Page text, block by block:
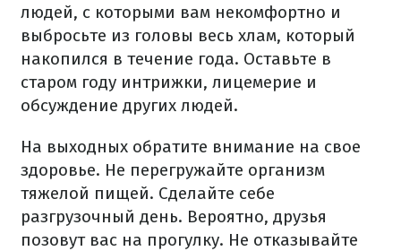
людей, с которыми вам некомфортно и
выбросьте из головы весь хлам, который
накопился в течение года. Оставьте в
старом году интрижки, лицемерие и
обсуждение других людей.
На выходных обратите внимание на свое
здоровье. Не перегружайте организм
тяжелой пищей. Сделайте себе
разгрузочный день. Вероятно, друзья
позовут вас на прогулку. Не отказывайте